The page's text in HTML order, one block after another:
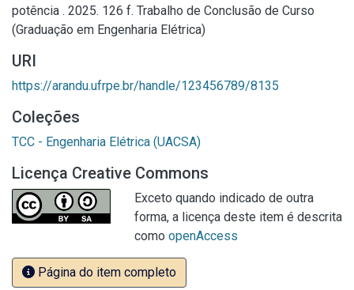
potência . 2025. 126 f. Trabalho de Conclusão de Curso
(Graduação em Engenharia Elétrica)
URI
https://arandu.ufrpe.br/handle/123456789/8135
Coleções
TCC - Engenharia Elétrica (UACSA)
Licença Creative Commons
Exceto quando indicado de outra
forma, a licença deste item é descrita
como openAccess
Página do item completo